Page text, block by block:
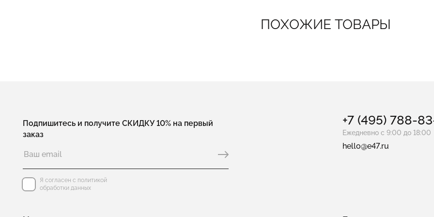
ПОХОЖИЕ ТОВАРЫ
Подпишитесь и получите СКИДКУ 10% на первый
заказ
Я согласен с политикой
обработки данных
+7 (495) 788-
Ежедневно с 9:00 до 18:00
hello@e47.ru